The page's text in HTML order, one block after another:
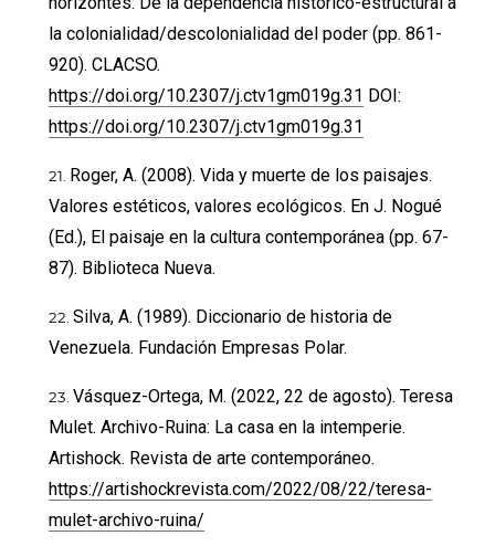
la colonialidad/descolonialidad del poder (pp. 861-
920). CLACSO.
https://doi.org/10.2307/j.ctv1gm019g.31 DOI:
https://doi.org/10.2307/j.ctv1gm019g.31
Roger, A. (2008). Vida y muerte de los paisajes.
Valores estéticos, valores ecológicos. En J. Nogué
(Ed.), El paisaje en la cultura contemporánea (pp. 67-
87). Biblioteca Nueva.
Silva, A. (1989). Diccionario de historia de
Venezuela. Fundación Empresas Polar.
Vásquez-Ortega, M. (2022, 22 de agosto). Teresa
Mulet. Archivo-Ruina: La casa en la intemperie.
Artishock. Revista de arte contemporáneo.
https://artishockrevista.com/2022/08/22/teresa-
mulet-archivo-ruina/